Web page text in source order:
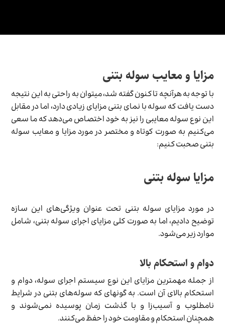
مزایا و معایب سوله بتنی
با توجه به هرآنچه تا کنون گفته شد، می­توان به راحتی به این نتیجه
دست یافت که سوله با نمای بتنی مزایای زیادی دارد، اما در مقابل
این نوع سوله معایبی را نیز به خود اختصاص می‌­دهد که ما سعی
می­‌کنیم به صورت کوتاه و مختصر در مورد مزایا و معایب سوله
بتنی صحبت کنیم:
مزایا سوله بتنی
در مورد مزایای سوله بتنی تحت عنوان ویژگی­‌های این سازه
توضیح دادیم، اما به صورت کلی مزایای اجرای سوله بتنی، شامل
موارد زیر می­‌شود.
دوام و استحکام بالا
از جمله مهم­ترین مزایای این نوع سیستم اجرای سوله، دوام و
استحکام بالای آن است. به گونه­ای که سوله­‌های بتنی در شرایط
نامطلوب و آسیب­‌زا و با گذشت زمان پوسیده نمی‌­شوند و
همچنان استحکام و مقاومت خود را حفظ می­‌کنند.